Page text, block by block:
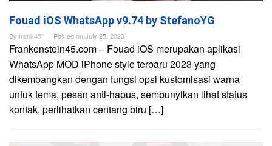
Fouad iOS WhatsApp v9.74 by StefanoYG
By frank45 Posted onJuly 25, 2023
Frankenstein45.com – Fouad iOS merupakan aplikasi
WhatsApp MOD iPhone style terbaru 2023 yang
dikembangkan dengan fungsi opsi kustomisasi warna
untuk tema, pesan anti-hapus, sembunyikan lihat status
kontak, perlihatkan centang biru […]